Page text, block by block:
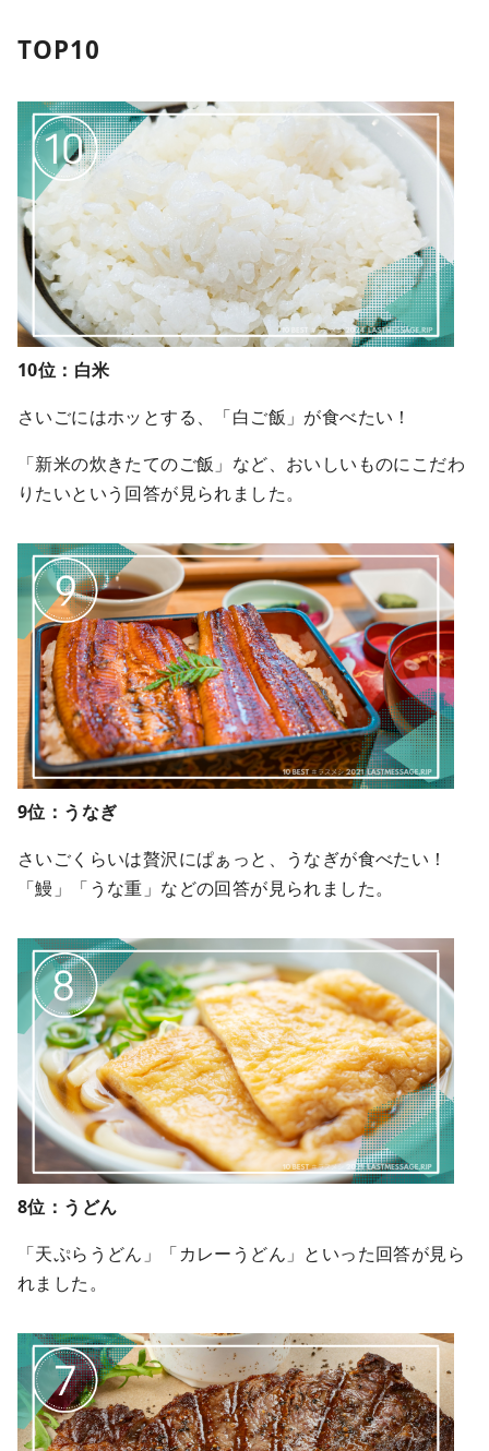
TOP10
10位：白米
さいごにはホッとする、「白ご飯」が食べたい！
「新米の炊きたてのご飯」など、おいしいものにこだわ
りたいという回答が見られました。
9位：うなぎ
さいごくらいは贅沢にぱぁっと、うなぎが食べたい！
「鰻」「うな重」などの回答が見られました。
8位：うどん
「天ぷらうどん」「カレーうどん」といった回答が見ら
れました。